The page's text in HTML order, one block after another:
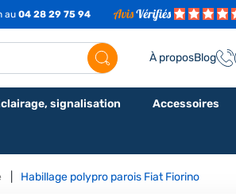
au 04 28 29 75 94
À proposBlog
signalisation Accessoires
Habillage polypro parois Fiat Fiorino